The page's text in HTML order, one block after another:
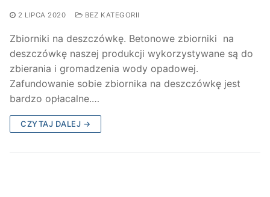
2 LIPCA 2020 BEZ KATEGORII
Zbiorniki na deszczówkę. Betonowe zbiorniki na
deszczówkę naszej produkcji wykorzystywane są do
zbierania i gromadzenia wody opadowej.
Zafundowanie sobie zbiornika na deszczówkę jest
bardzo opłacalne.…
CZYTAJ DALEJ →